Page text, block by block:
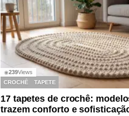
◉239Views
CROCHÊ
TAPETE
17 tapetes de crochê:
trazem conforto e